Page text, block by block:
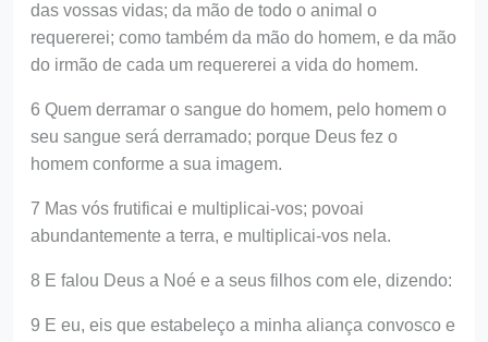
das vossas vidas; da mão de todo o animal o
requererei; como também da mão do homem, e da mão
do irmão de cada um requererei a vida do homem.
6 Quem derramar o sangue do homem, pelo homem o
seu sangue será derramado; porque Deus fez o
homem conforme a sua imagem.
7 Mas vós frutificai e multiplicai-vos; povoai
abundantemente a terra, e multiplicai-vos nela.
8 E falou Deus a Noé e a seus filhos com ele, dizendo:
9 E eu, eis que estabeleço a minha aliança convosco e